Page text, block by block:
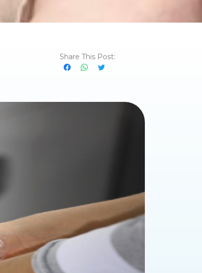
Share This Post: